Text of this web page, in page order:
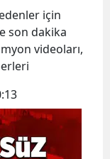
için
son dakika
videoları,